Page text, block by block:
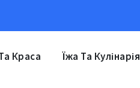
Краса Їжа Та Кулінарія